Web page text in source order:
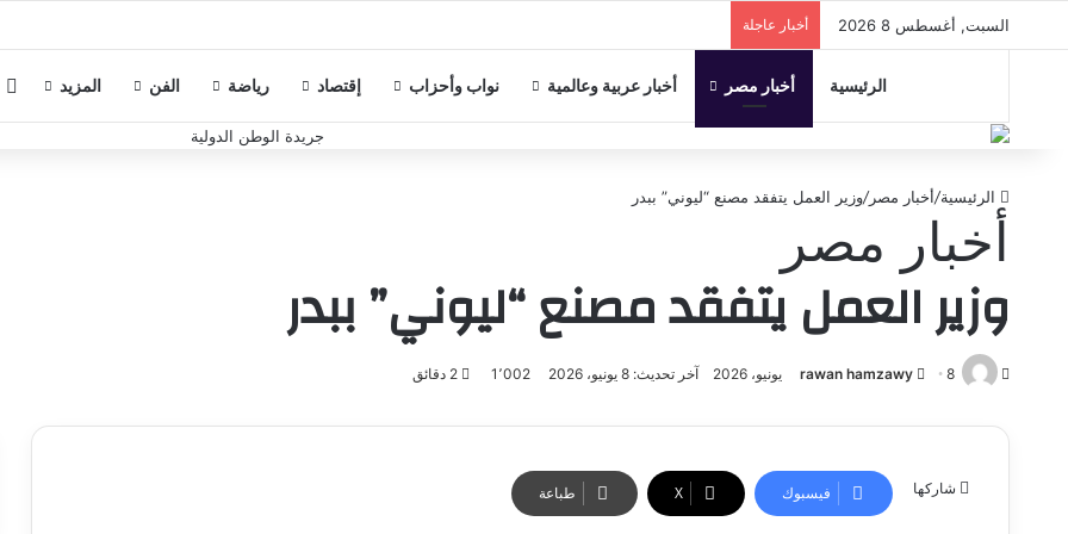
السبت, أغسطس 8 2026 أخبار عاجلة
الرئيسية أخبار مصر أخبار عربية وعالمية نواب وأحزاب إقتصاد رياضة الفن المزيد
الرئيسية/أخبار مصر/وزير العمل يتفقد مصنع “ليوني” ببدر
أخبار مصر
وزير العمل يتفقد مصنع “ليوني” ببدر
rawan hamzawy
أرسل
إلكترونيا
8 يونيو، 2026 آخر تحديث: 8 يونيو، 2026
شاركها فيسبوك ‫X طباعة